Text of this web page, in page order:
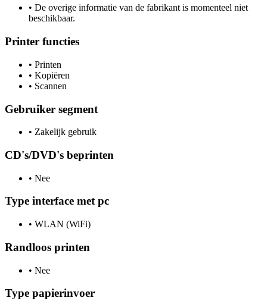
• De overige informatie van de fabrikant is momenteel niet
beschikbaar.
Printer functies
• Printen
• Kopiëren
• Scannen
Gebruiker segment
• Zakelijk gebruik
CD's/DVD's beprinten
• Nee
Type interface met pc
• WLAN (WiFi)
Randloos printen
• Nee
Type papierinvoer